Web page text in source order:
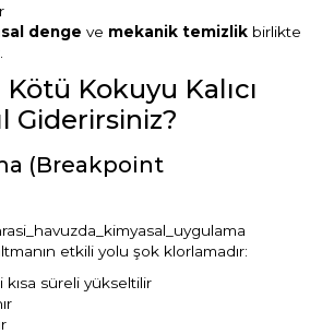
denge ve mekanik temizlik birlikte
Kokuyu Kalıcı
Giderirsiniz?
(Breakpoint
etkili yolu şok klorlamadır:
süreli yükseltilir